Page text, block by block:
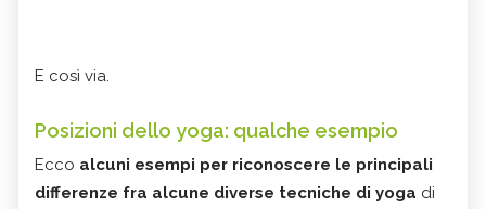
E così via.
Posizioni dello yoga: qualche esempio
Ecco alcuni esempi per riconoscere le principali
differenze fra alcune diverse tecniche di yoga di